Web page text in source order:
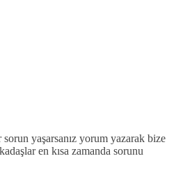
yaşarsanız yorum yazarak bize
en kısa zamanda sorunu